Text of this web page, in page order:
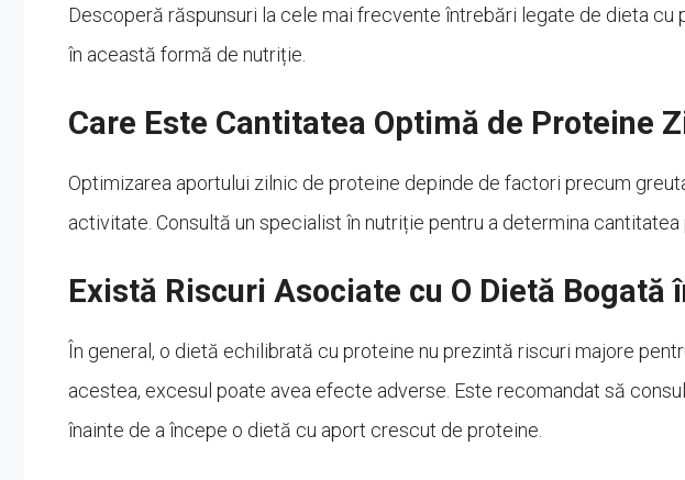
Descoperă răspunsuri la cele mai frecvente întrebări legate de dieta cu
în această formă de nutriție.
Care Este Cantitatea Optimă de Proteine
Optimizarea aportului zilnic de proteine depinde de factori precum
activitate. Consultă un specialist în nutriție pentru a determina
Există Riscuri Asociate cu O Dietă Bogată
În general, o dietă echilibrată cu proteine nu prezintă riscuri majore
acestea, excesul poate avea efecte adverse. Este recomandat să
înainte de a începe o dietă cu aport crescut de proteine.